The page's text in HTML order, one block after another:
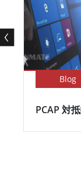
Blog
PCAP 対